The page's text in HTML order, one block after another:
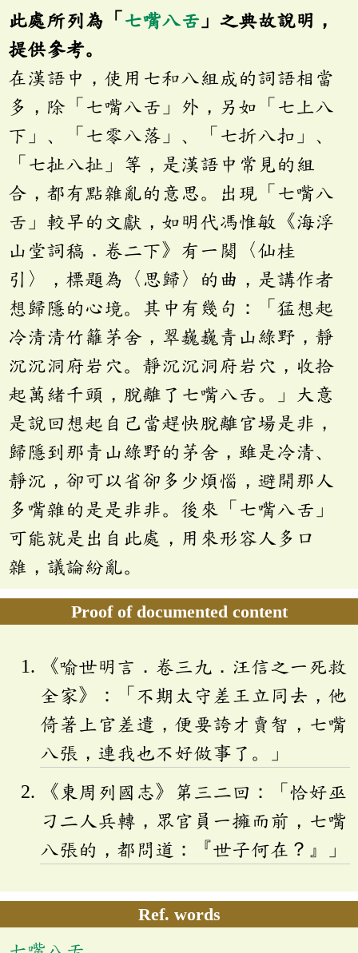
此處所列為「 七嘴八舌 」之典故說明，
提供參考。
在漢語中，使用七和八組成的詞語相當
多，除「七嘴八舌」外，另如「七上八
下」、「七零八落」、「七折八扣」、
「七扯八扯」等，是漢語中常見的組
合，都有點雜亂的意思。出現「七嘴八
舌」較早的文獻，如明代馮惟敏《海浮
山堂詞稿．卷二下》有一闋〈仙桂
引〉，標題為〈思歸〉的曲，是講作者
想歸隱的心境。其中有幾句：「猛想起
冷清清竹籬茅舍，翠巍巍青山綠野，靜
沉沉洞府岩穴。靜沉沉洞府岩穴，收拾
起萬緒千頭，脫離了七嘴八舌。」大意
是說回想起自己當趕快脫離官場是非，
歸隱到那青山綠野的茅舍，雖是冷清、
靜沉，卻可以省卻多少煩惱，避開那人
多嘴雜的是是非非。後來「七嘴八舌」
可能就是出自此處，用來形容人多口
雜，議論紛亂。
Proof of documented content
《喻世明言．卷三九．汪信之一死救
全家》：「不期太守差王立同去，他
倚著上官差遣，便要誇才賣智，七嘴
八張，連我也不好做事了。」
《東周列國志》第三二回：「恰好巫
刁二人兵轉，眾官員一擁而前，七嘴
八張的，都問道：『世子何在？』」
Ref. words